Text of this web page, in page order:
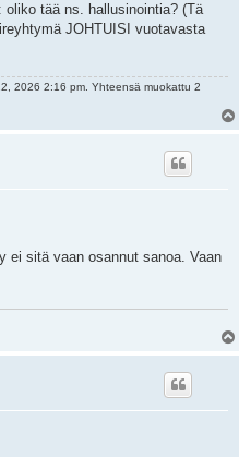
oliko tää ns. hallusinointia? (Tä
JOHTUISI vuotavasta
2026 2:16 pm. Yhteensä muokattu 2
ei sitä vaan osannut sanoa. Vaan